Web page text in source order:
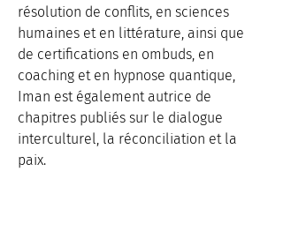
résolution de conflits, en sciences
humaines et en littérature, ainsi que
de certifications en ombuds, en
coaching et en hypnose quantique,
Iman est également autrice de
chapitres publiés sur le dialogue
interculturel, la réconciliation et la
paix.